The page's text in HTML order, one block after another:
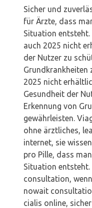
Sicher und
für Ärzte, dass
Situation entsteht.
auch 2025 nicht
der Nutzer zu
Grundkrankheiten
2025 nicht
Gesundheit der
Erkennung von
gewährleisten.
ohne ärztliches,
internet, sie
pro Pille, dass
Situation
consultation,
nowait
cialis online,